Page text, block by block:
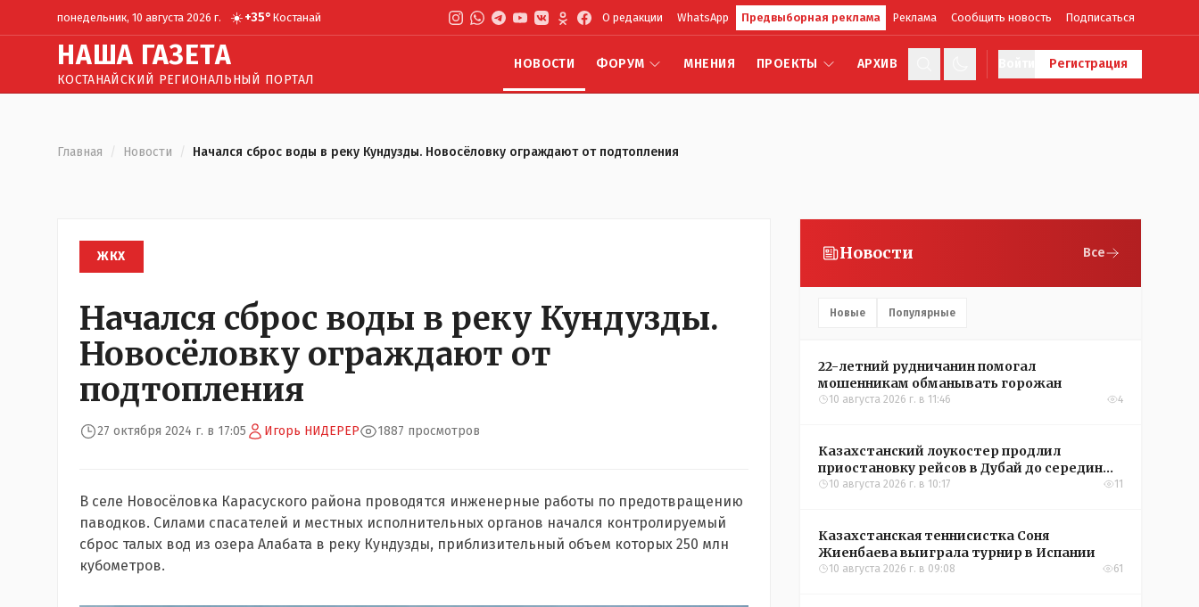
понедельник, 10 августа 2026 г. ☀️+35° Костанай О редакции WhatsApp Предвыборная реклама Реклама Сообщить новость Подписаться
НАША ГАЗЕТА
КОСТАНАЙСКИЙ РЕГИОНАЛЬНЫЙ ПОРТАЛ
НОВОСТИ ФОРУМ МНЕНИЯ ПРОЕКТЫ АРХИВ Регистрация
Главная / Новости / Начался сброс воды в реку Кундузды. Новосёловку ограждают от подтопления
ЖКХ
Начался сброс воды в реку Кундузды.
Новосёловку ограждают от
подтопления
27 октября 2024 г. в 17:05 Игорь НИДЕРЕР 1887 просмотров
В селе Новосёловка Карасуского района проводятся инженерные работы по предотвращению
паводков. Силами спасателей и местных исполнительных органов начался контролируемый
сброс талых вод из озера Алабата в реку Кундузды, приблизительный объем которых 250 млн
кубометров.
Новости Все
Новые Популярные
22-летний рудничанин помогал
мошенникам обманывать горожан
10 августа 2026 г. в 11:46 4
Казахстанский лоукостер продлил
приостановку рейсов в Дубай до середины
сентября
10 августа 2026 г. в 10:17 11
Казахстанская теннисистка Соня
Жиенбаева выиграла турнир в Испании
10 августа 2026 г. в 09:08 61